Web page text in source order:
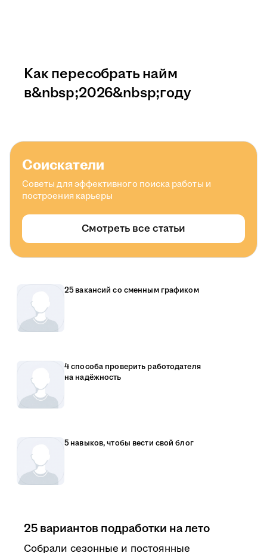
Как пересобрать найм
в&nbsp;2026&nbsp;году
Соискатели
Советы для эффективного поиска работы и
построения карьеры
Смотреть все статьи
25 вакансий со сменным графиком
4 способа проверить работодателя
на надёжность
5 навыков, чтобы вести свой блог
25 вариантов подработки на лето
Собрали сезонные и постоянные